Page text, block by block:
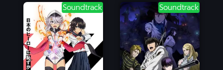
(2022) ทริกอ
อร์ทรีต สคูบี้ดู!
ซับไทย
Soundtrack Soundtrack